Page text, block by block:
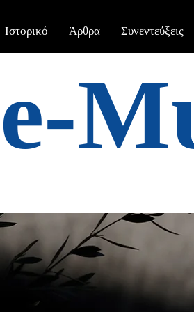
Ιστορικό Άρθρα Συνεντεύξεις
e-